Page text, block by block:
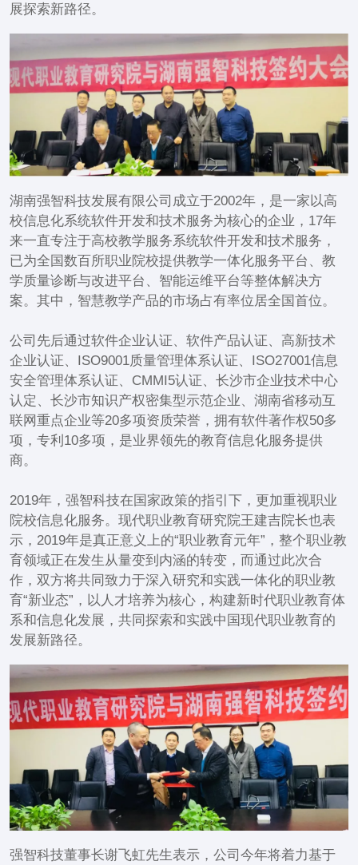
展探索新路径。
湖南强智科技发展有限公司成立于2002年，是一家以高
校信息化系统软件开发和技术服务为核心的企业，17年
来一直专注于高校教学服务系统软件开发和技术服务，
已为全国数百所职业院校提供教学一体化服务平台、教
学质量诊断与改进平台、智能运维平台等整体解决方
案。其中，智慧教学产品的市场占有率位居全国首位。
公司先后通过软件企业认证、软件产品认证、高新技术
企业认证、ISO9001质量管理体系认证、ISO27001信息
安全管理体系认证、CMMI5认证、长沙市企业技术中心
认定、长沙市知识产权密集型示范企业、湖南省移动互
联网重点企业等20多项资质荣誉，拥有软件著作权50多
项，专利10多项，是业界领先的教育信息化服务提供
商。
2019年，强智科技在国家政策的指引下，更加重视职业
院校信息化服务。现代职业教育研究院王建吉院长也表
示，2019年是真正意义上的“职业教育元年”，整个职业教
育领域正在发生从量变到内涵的转变，而通过此次合
作，双方将共同致力于深入研究和实践一体化的职业教
育“新业态”，以人才培养为核心，构建新时代职业教育体
系和信息化发展，共同探索和实践中国现代职业教育的
发展新路径。
强智科技董事长谢飞虹先生表示，公司今年将着力基于